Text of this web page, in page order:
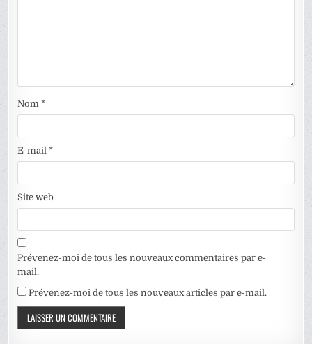
Nom*
E-mail*
Site web
Prévenez-moi de tous les nouveaux commentaires par e-
mail.
Prévenez-moi de tous les nouveaux articles par e-mail.